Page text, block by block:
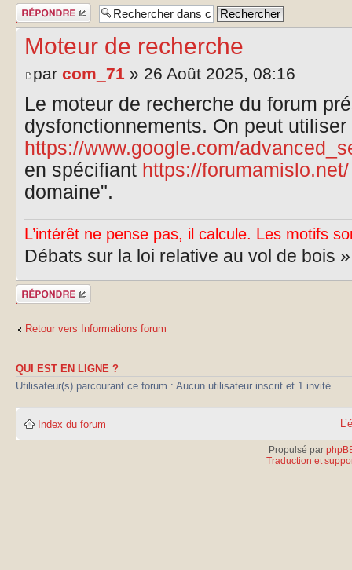
Publier une
réponse
Moteur de recherche
par com_71 » 26 Août 2025, 08:16
Le moteur de recherche du forum
dysfonctionnements. On peut
https://www.google.com/
en spécifiant https://forumamislo.net/
domaine".
L’intérêt ne pense pas, il calcule. Les motifs
Débats sur la loi relative au vol de bois
Publier une
réponse
Retour vers Informations forum
QUI EST EN LIGNE ?
Utilisateur(s) parcourant ce forum : Aucun utilisateur inscrit et 1 invité
Index du forum
Propulsé par
Traduction et